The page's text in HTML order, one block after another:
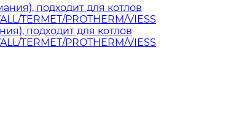
подходит для котлов
TERMET/PROTHERM/VIESS